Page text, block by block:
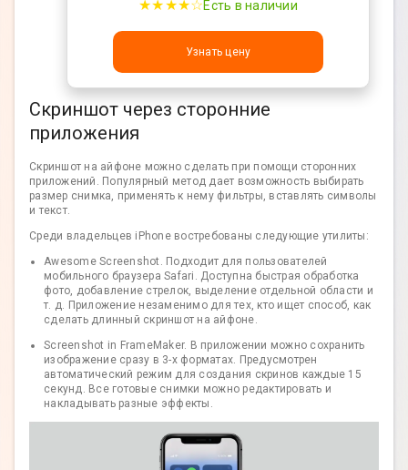
★★★★☆Есть в наличии
Узнать цену
Скриншот через сторонние
приложения
Скриншот на айфоне можно сделать при помощи сторонних
приложений. Популярный метод дает возможность выбирать
размер снимка, применять к нему фильтры, вставлять символы
и текст.
Среди владельцев iPhone востребованы следующие утилиты:
Awesome Screenshot. Подходит для пользователей
мобильного браузера Safari. Доступна быстрая обработка
фото, добавление стрелок, выделение отдельной области и
т. д. Приложение незаменимо для тех, кто ищет способ, как
сделать длинный скриншот на айфоне.
Screenshot in FrameMaker. В приложении можно сохранить
изображение сразу в 3-х форматах. Предусмотрен
автоматический режим для создания скринов каждые 15
секунд. Все готовые снимки можно редактировать и
накладывать разные эффекты.